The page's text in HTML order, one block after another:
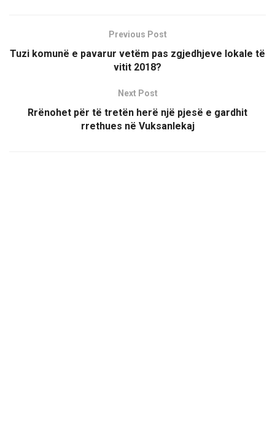
Previous Post
Tuzi komunë e pavarur vetëm pas zgjedhjeve lokale të
vitit 2018?
Next Post
Rrënohet për të tretën herë një pjesë e gardhit
rrethues në Vuksanlekaj